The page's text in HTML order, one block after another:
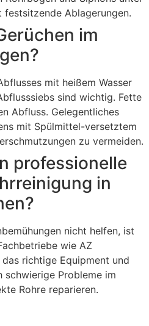
Ablagerungen.
im
mit heißem Wasser
sind wichtig. Fette
Abfluss. Gelegentliches
mit Spülmittel-versetztem
zu vermeiden.
professionelle
in
nicht helfen, ist
wie AZ
richtige Equipment und
schwierige Probleme im
Rohre reparieren.